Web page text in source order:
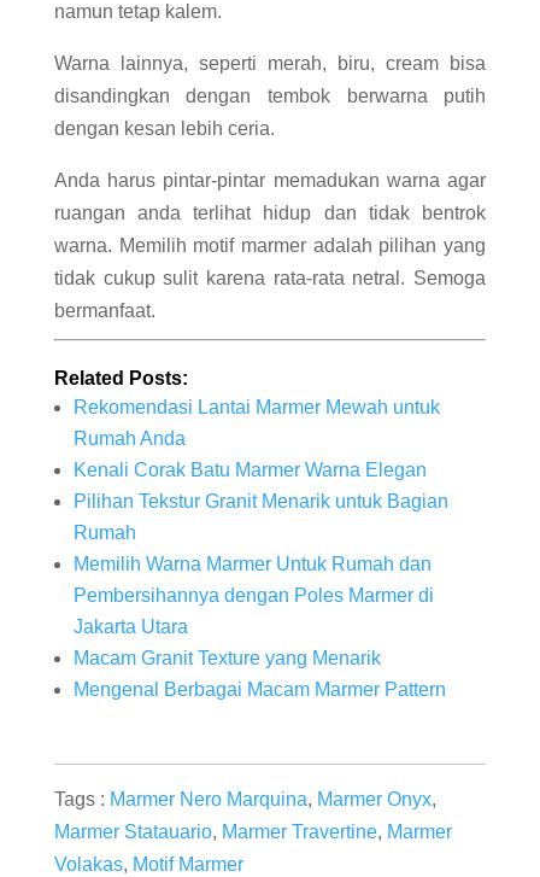
namun tetap kalem.
Warna lainnya, seperti merah, biru, cream bisa
disandingkan dengan tembok berwarna putih
dengan kesan lebih ceria.
Anda harus pintar-pintar memadukan warna agar
ruangan anda terlihat hidup dan tidak bentrok
warna. Memilih motif marmer adalah pilihan yang
tidak cukup sulit karena rata-rata netral. Semoga
bermanfaat.
Related Posts:
Rekomendasi Lantai Marmer Mewah untuk
Rumah Anda
Kenali Corak Batu Marmer Warna Elegan
Pilihan Tekstur Granit Menarik untuk Bagian
Rumah
Memilih Warna Marmer Untuk Rumah dan
Pembersihannya dengan Poles Marmer di
Jakarta Utara
Macam Granit Texture yang Menarik
Mengenal Berbagai Macam Marmer Pattern
Tags : Marmer Nero Marquina, Marmer Onyx,
Marmer Statauario, Marmer Travertine, Marmer
Volakas, Motif Marmer